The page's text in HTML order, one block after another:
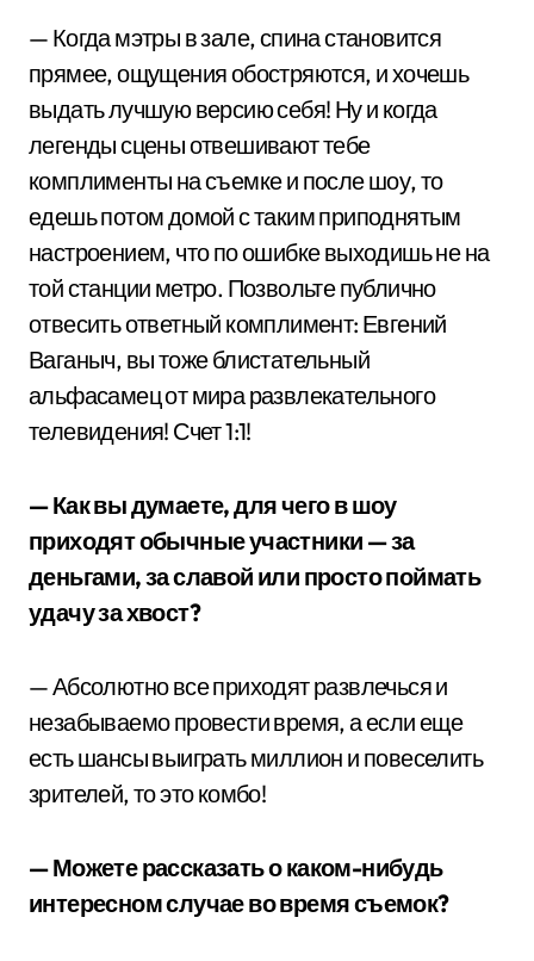
— Когда мэтры в зале, спина становится
прямее, ощущения обостряются, и хочешь
выдать лучшую версию себя! Ну и когда
легенды сцены отвешивают тебе
комплименты на съемке и после шоу, то
едешь потом домой с таким приподнятым
настроением, что по ошибке выходишь не на
той станции метро. Позвольте публично
отвесить ответный комплимент: Евгений
Ваганыч, вы тоже блистательный
альфасамец от мира развлекательного
телевидения! Счет 1:1!
— Как вы думаете, для чего в шоу
приходят обычные участники — за
деньгами, за славой или просто поймать
удачу за хвост?
— Абсолютно все приходят развлечься и
незабываемо провести время, а если еще
есть шансы выиграть миллион и повеселить
зрителей, то это комбо!
— Можете рассказать о каком-нибудь
интересном случае во время съемок?